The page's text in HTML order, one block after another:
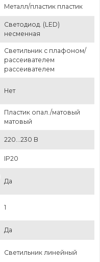
Металл/пластик пластик
Светодиод. (LED)
несменная
Светильник с плафоном/
рассеивателем
рассеивателем
Нет
Пластик опал./матовый
матовый
220...230 В
IP20
Да
1
Да
Светильник линейный